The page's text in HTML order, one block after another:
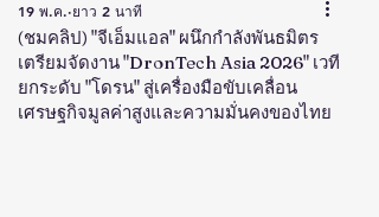
(ชมคลิป) "จีเอ็มแอล" ผนึกกำลังพันธมิตร
เตรียมจัดงาน "DronTech Asia 2026" เวที
ยกระดับ "โดรน" สู่เครื่องมือขับเคลื่อน
เศรษฐกิจมูลค่าสูงและความมั่นคงของไทย
19 พ.ค. ยาว 2 นาที